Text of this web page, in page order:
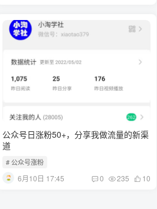
公众号日涨粉50+，分享我做流量的新渠
道
# 公众号涨粉
6月10日 17:45 0 235 10